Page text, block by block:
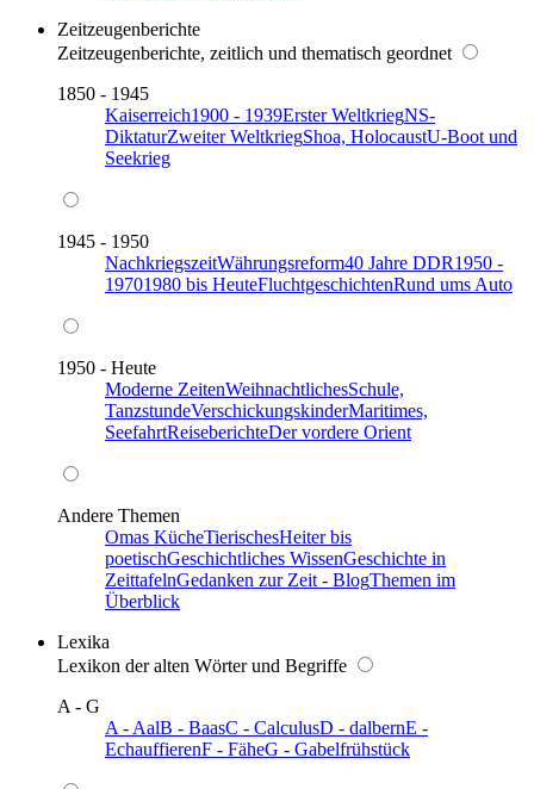
Zeitzeugenberichte
Zeitzeugenberichte, zeitlich und thematisch geordnet
1850 - 1945
Kaiserreich1900 - 1939Erster WeltkriegNS-
DiktaturZweiter WeltkriegShoa, HolocaustU-Boot und
Seekrieg
1945 - 1950
NachkriegszeitWährungsreform40 Jahre DDR1950 -
19701980 bis HeuteFluchtgeschichtenRund ums Auto
1950 - Heute
Moderne ZeitenWeihnachtlichesSchule,
TanzstundeVerschickungskinderMaritimes,
SeefahrtReiseberichteDer vordere Orient
Andere Themen
Omas KücheTierischesHeiter bis
poetischGeschichtliches WissenGeschichte in
ZeittafelnGedanken zur Zeit - BlogThemen im
Überblick
Lexika
Lexikon der alten Wörter und Begriffe
A - G
A - AalB - BaasC - CalculusD - dalbernE -
EchauffierenF - FäheG - Gabelfrühstück